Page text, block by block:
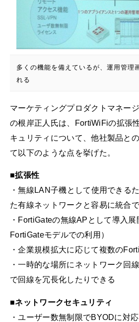
多くの機能を備えているが、運用管理
れる
マーケティングプロダクトマネー
の根岸正人氏は、FortiWiFiの拡張
キュリティについて、他社製品と
て以下のような点を挙げた。
■拡張性
・無線LAN子機として使用できる
た有線ネットワークと容易に統合
・FortiGateの無線APとして導入
FortiGateモデルでの利用）
・企業規模拡大に応じて複数の
・一時的な場所にネットワーク回
で回線を冗長化したりできる
■ネットワークセキュリティ
・ユーザー数無制限でBYODに対応